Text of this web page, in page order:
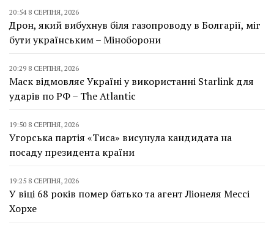
20:54 8 СЕРПНЯ, 2026
Дрон, який вибухнув біля газопроводу в Болгарії, міг
бути українським – Міноборони
20:29 8 СЕРПНЯ, 2026
Маск відмовляє Україні у використанні Starlink для
ударів по РФ – The Atlantic
19:50 8 СЕРПНЯ, 2026
Угорська партія «Тиса» висунула кандидата на
посаду президента країни
19:25 8 СЕРПНЯ, 2026
У віці 68 років помер батько та агент Ліонеля Мессі
Хорхе